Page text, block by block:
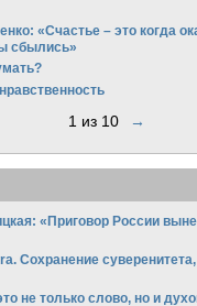
«Счастье – это когда
сбылись»
1 из 10 →
«Приговор России
Сохранение
не только слово, но и